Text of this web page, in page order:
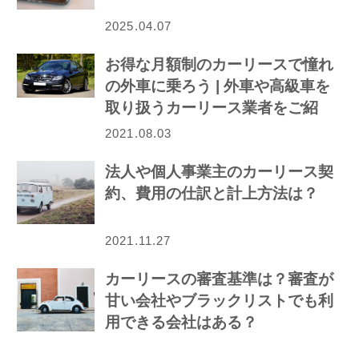
2025.04.07
お得な月額制のカーリースで憧れ
の外車に乗ろう | 外車や高級車を
取り扱うカーリース業者をご紹
介！
2021.08.03
法人や個人事業主のカーリース契
約、費用の仕訳と計上方法は？
2021.11.27
カーリースの審査基準は？審査が
甘い会社やブラックリストでも利
用できる会社はある？